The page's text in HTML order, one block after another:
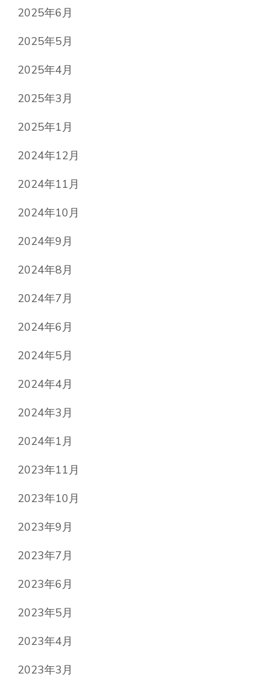
2025年6月
2025年5月
2025年4月
2025年3月
2025年1月
2024年12月
2024年11月
2024年10月
2024年9月
2024年8月
2024年7月
2024年6月
2024年5月
2024年4月
2024年3月
2024年1月
2023年11月
2023年10月
2023年9月
2023年7月
2023年6月
2023年5月
2023年4月
2023年3月